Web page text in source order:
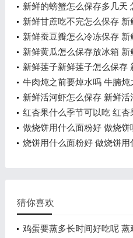
新鲜的螃蟹怎么保存多几天
新鲜甘蔗吃不完怎么保存
新鲜蚕豆瓣怎么冷冻保存
新鲜黄瓜怎么保存放冰箱
新鲜莲子新鲜莲子怎么保存
牛肉炖之前要焯水吗 牛腩炖
新鲜活河虾怎么保存 新鲜
红杏果什么季节可以吃 红
做烧饼用什么面粉好 做烧
烧饼用什么面粉好 做烧饼
猜你喜欢
鸡蛋要蒸多长时间好吃呢